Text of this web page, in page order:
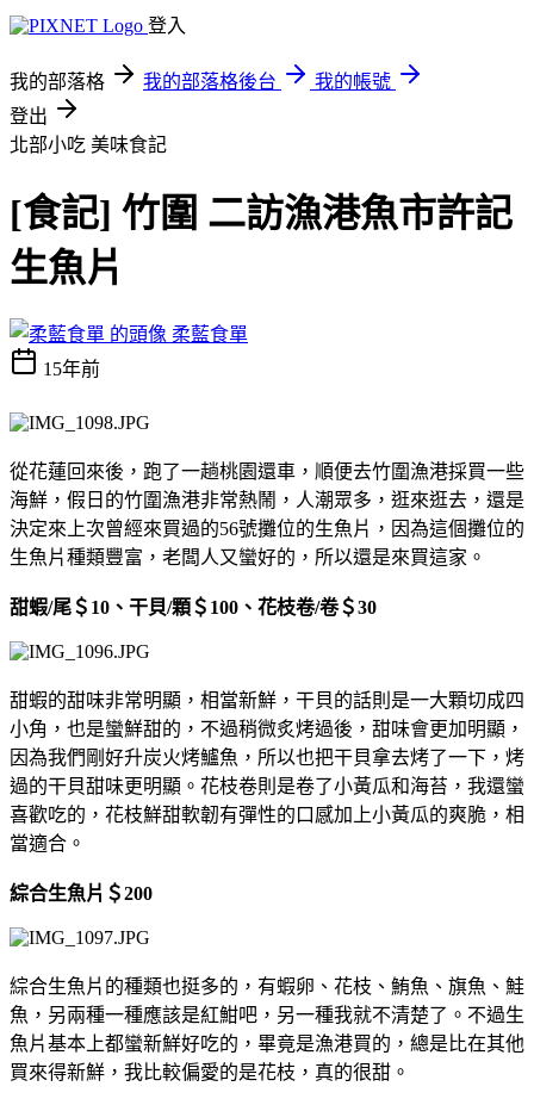
登入
我的部落格 我的部落格後台
我的帳號
登出
北部小吃 美味食記
[食記] 竹圍 二訪漁港魚市許記
生魚片
柔藍食單
15年前
從花蓮回來後，跑了一趟桃園還車，順便去竹圍漁港採買一些
海鮮，假日的竹圍漁港非常熱鬧，人潮眾多，逛來逛去，還是
決定來上次曾經來買過的56號攤位的生魚片，因為這個攤位的
生魚片種類豐富，老闆人又蠻好的，所以還是來買這家。
甜蝦/尾＄10、干貝/顆＄100、花枝卷/卷＄30
甜蝦的甜味非常明顯，相當新鮮，干貝的話則是一大顆切成四
小角，也是蠻鮮甜的，不過稍微炙烤過後，甜味會更加明顯，
因為我們剛好升炭火烤鱸魚，所以也把干貝拿去烤了一下，烤
過的干貝甜味更明顯。花枝卷則是卷了小黃瓜和海苔，我還蠻
喜歡吃的，花枝鮮甜軟韌有彈性的口感加上小黃瓜的爽脆，相
當適合。
綜合生魚片＄200
綜合生魚片的種類也挺多的，有蝦卵、花枝、鮪魚、旗魚、鮭
魚，另兩種一種應該是紅魽吧，另一種我就不清楚了。不過生
魚片基本上都蠻新鮮好吃的，畢竟是漁港買的，總是比在其他
買來得新鮮，我比較偏愛的是花枝，真的很甜。